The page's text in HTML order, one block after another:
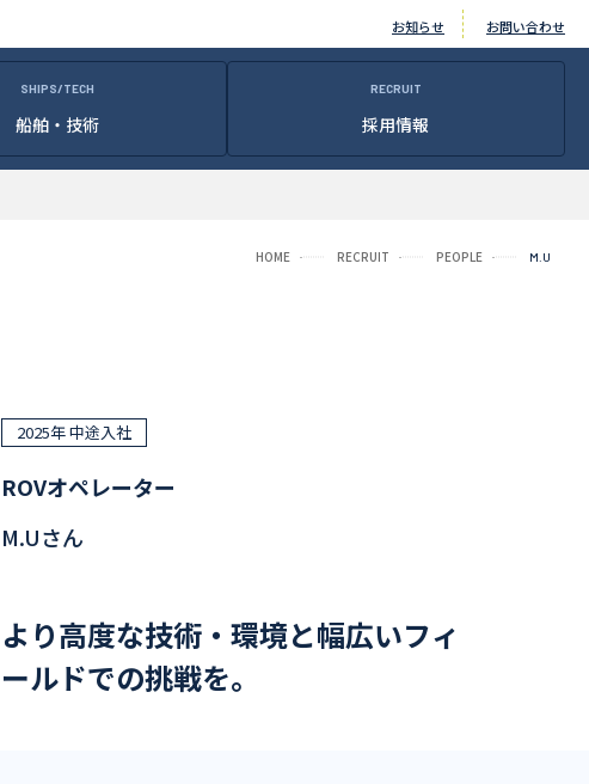
お知らせ お問い合わせ
SHIPS/TECH
船舶・技術
RECRUIT
採用情報
HOME RECRUIT PEOPLE M.U
2025年 中途入社
ROVオペレーター
M.Uさん
より高度な技術・環境と幅広いフィ
ールドでの挑戦を。